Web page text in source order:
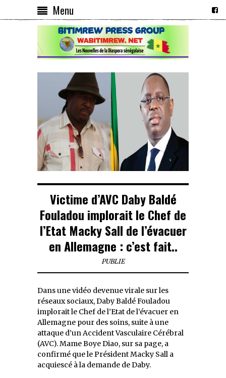
Menu
Victime d’AVC Daby Baldé
Fouladou implorait le Chef de
l’Etat Macky Sall de l’évacuer
en Allemagne : c’est fait..
PUBLIE
Dans une vidéo devenue virale sur les
réseaux sociaux, Daby Baldé Fouladou
implorait le Chef de l’Etat de l’évacuer en
Allemagne pour des soins, suite à une
attaque d’un Accident Vasculaire Cérébral
(AVC). Mame Boye Diao, sur sa page, a
confirmé que le Président Macky Sall a
acquiescé à la demande de Daby.